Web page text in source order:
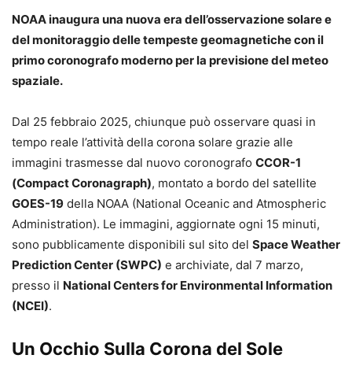
NOAA inaugura una nuova era dell’osservazione solare e
del monitoraggio delle tempeste geomagnetiche con il
primo coronografo moderno per la previsione del meteo
spaziale.
Dal 25 febbraio 2025, chiunque può osservare quasi in
tempo reale l’attività della corona solare grazie alle
immagini trasmesse dal nuovo coronografo CCOR-1
(Compact Coronagraph), montato a bordo del satellite
GOES-19 della NOAA (National Oceanic and Atmospheric
Administration). Le immagini, aggiornate ogni 15 minuti,
sono pubblicamente disponibili sul sito del Space Weather
Prediction Center (SWPC) e archiviate, dal 7 marzo,
presso il National Centers for Environmental Information
(NCEI).
Un Occhio Sulla Corona del Sole